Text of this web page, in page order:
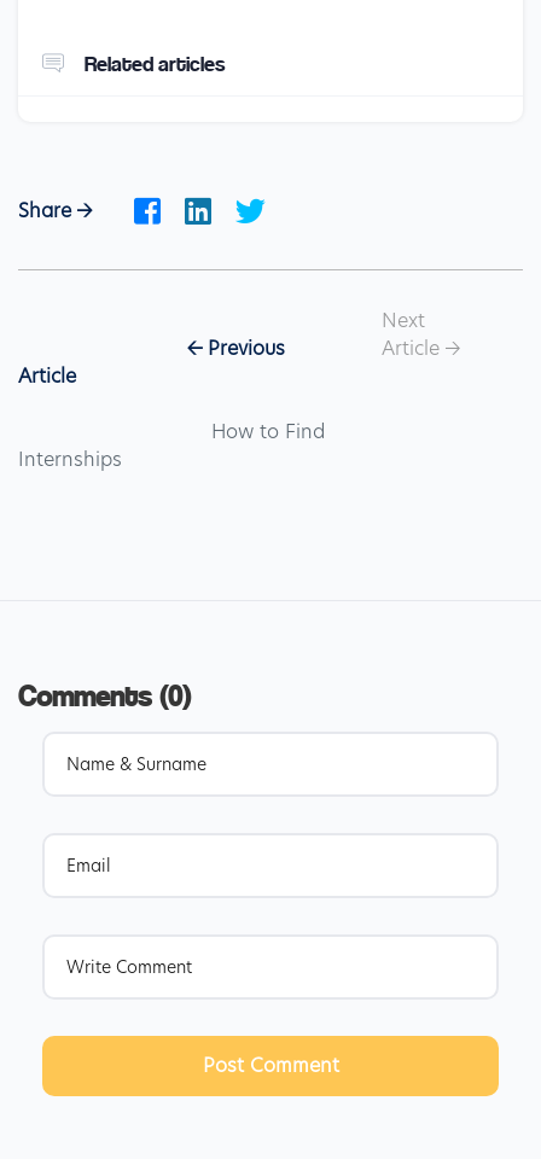
Related articles
Share ->
Article
Internships
Next
Article ->
Comments (0)
Post Comment